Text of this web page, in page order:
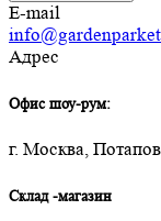
E-mail
Адрес
Офис шоу-рум:
г. Москва,
Склад -магазин